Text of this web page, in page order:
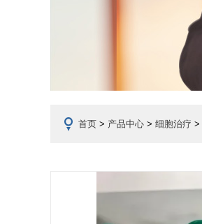
首页 > 产品中心 > 细胞治疗 >